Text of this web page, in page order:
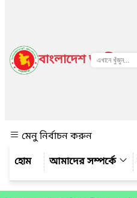
বাংলাদেশ জাতীয়
মেনু নির্বাচন করুন
আমাদের সম্পর্কে